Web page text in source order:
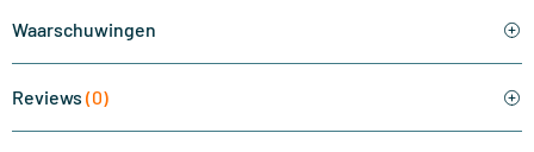
Waarschuwingen
Reviews (0)